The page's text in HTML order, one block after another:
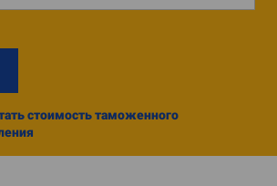
стоимость таможенного